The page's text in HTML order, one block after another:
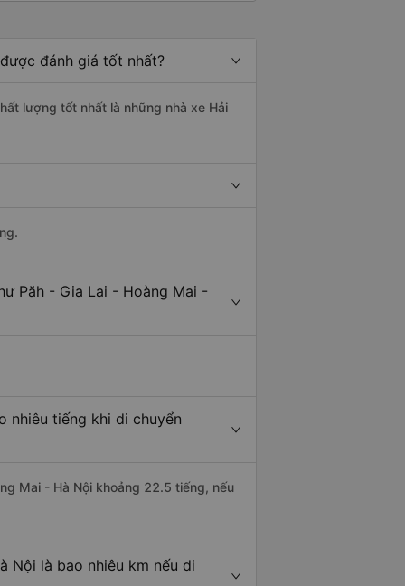
đánh giá tốt nhất?
lượng tốt nhất là những nhà xe Hải
Păh - Gia Lai - Hoàng Mai -
nhiêu tiếng khi di chuyển
Mai - Hà Nội khoảng 22.5 tiếng, nếu
Nội là bao nhiêu km nếu di